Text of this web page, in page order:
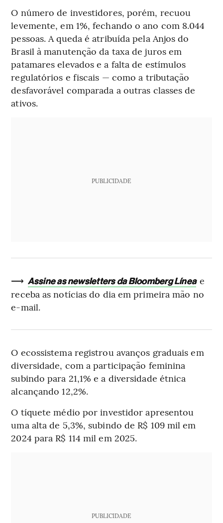
O número de investidores, porém, recuou
levemente, em 1%, fechando o ano com 8.044
pessoas. A queda é atribuída pela Anjos do
Brasil à manutenção da taxa de juros em
patamares elevados e a falta de estímulos
regulatórios e fiscais — como a tributação
desfavorável comparada a outras classes de
ativos.
PUBLICIDADE
⟶ Assine as newsletters da Bloomberg Línea e
receba as notícias do dia em primeira mão no
e-mail.
O ecossistema registrou avanços graduais em
diversidade, com a participação feminina
subindo para 21,1% e a diversidade étnica
alcançando 12,2%.
O tíquete médio por investidor apresentou
uma alta de 5,3%, subindo de R$ 109 mil em
2024 para R$ 114 mil em 2025.
PUBLICIDADE